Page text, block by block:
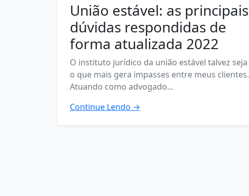
União estável: as principais
dúvidas respondidas de
forma atualizada 2022
O instituto jurídico da união estável talvez seja
o que mais gera impasses entre meus clientes.
Atuando como advogado...
Continue Lendo →